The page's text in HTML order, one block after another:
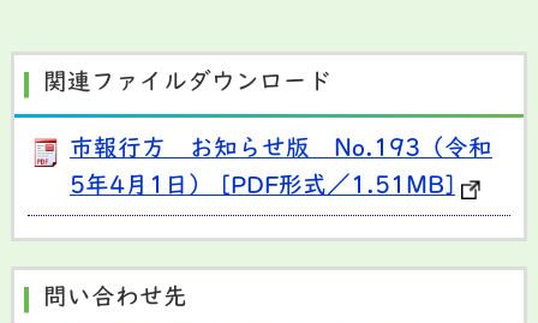
関連ファイルダウンロード
市報行方 お知らせ版 No.193（令和
5年4月1日） [PDF形式／1.51MB]
問い合わせ先